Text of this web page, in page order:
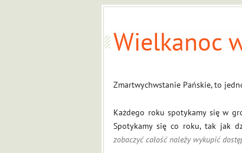
Wielkanoc
Zmartwychwstanie Pańskie, to
Każdego roku spotykamy się w
Spotykamy się co roku, tak jak
zobaczyć całość należy wykupić